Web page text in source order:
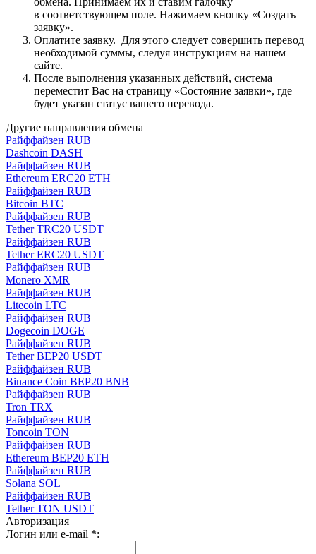
в соответствующем поле. Нажимаем кнопку «Создать
заявку».
Оплатите заявку. Для этого следует совершить перевод
необходимой суммы, следуя инструкциям на нашем
сайте.
После выполнения указанных действий, система
переместит Вас на страницу «Состояние заявки», где
будет указан статус вашего перевода.
Другие направления обмена
Paйффaйзeн RUB
Dashcoin DASH
Paйффaйзeн RUB
Ethereum ERC20 ETH
Paйффaйзeн RUB
Bitcoin BTC
Paйффaйзeн RUB
Tether TRC20 USDT
Paйффaйзeн RUB
Tether ERC20 USDT
Paйффaйзeн RUB
Monero XMR
Paйффaйзeн RUB
Litecoin LTC
Paйффaйзeн RUB
Dogecoin DOGE
Paйффaйзeн RUB
Tether BEP20 USDT
Paйффaйзeн RUB
Binance Coin BEP20 BNB
Paйффaйзeн RUB
Tron TRX
Paйффaйзeн RUB
Toncoin TON
Paйффaйзeн RUB
Ethereum BEP20 ETH
Paйффaйзeн RUB
Solana SOL
Paйффaйзeн RUB
Tether TON USDT
Авторизация
Логин или e-mail *: